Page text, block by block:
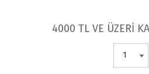
4000 TL VE ÜZERİ